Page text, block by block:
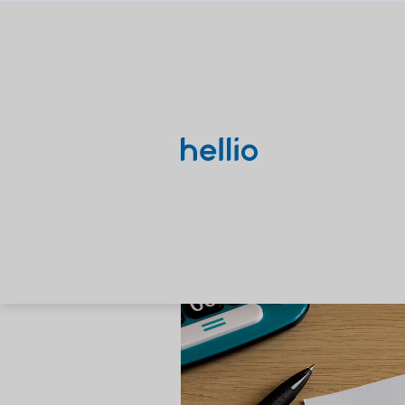
Solutions
DPE/PPT
Le DPE et
Voir toutes nos solutions
Rénovation énergétique CEE
Actualités
Décence